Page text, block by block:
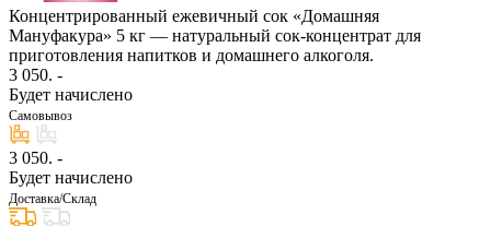
Концентрированный ежевичный сок «Домашняя
Мануфакура» 5 кг — натуральный сок-концентрат для
приготовления напитков и домашнего алкоголя.
3 050. -
Будет начислено
Самовывоз
3 050. -
Будет начислено
Доставка/Склад